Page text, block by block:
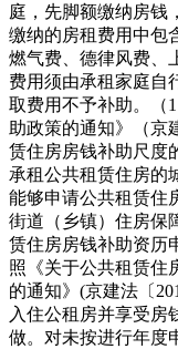
庭，先脚额缴纳房钱
缴纳的房租费用中包
燃气费、德律风费、
费用须由承租家庭自
取费用不予补助。（
助政策的通知》（京
赁住房房钱补助尺度
承租公共租赁住房的
能够申请公共租赁住
街道（乡镇）住房保
赁住房房钱补助资历
照《关于公共租赁住
的通知》(京建法〔
入住公租房并享受房
做。对未按进行年度